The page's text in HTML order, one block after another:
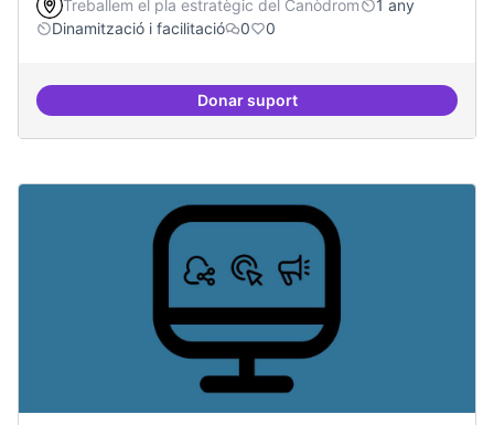
Treballem el pla estratègic del Canòdrom
1 any
Dinamització i facilitació
0 0
Donar suportEspai grades democràtiques